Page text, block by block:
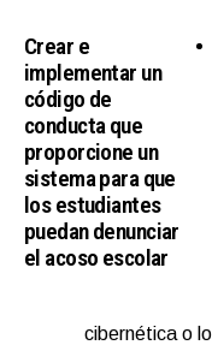
Crear e
implementar un
código de
conducta que
proporcione un
sistema para que
los estudiantes
puedan denunciar
el acoso escolar
cibernética o